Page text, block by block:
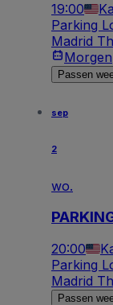
19:00
Parking
Madrid
Morgen
Passen
sep
2
wo.
20:00
Parking
Madrid
Passen